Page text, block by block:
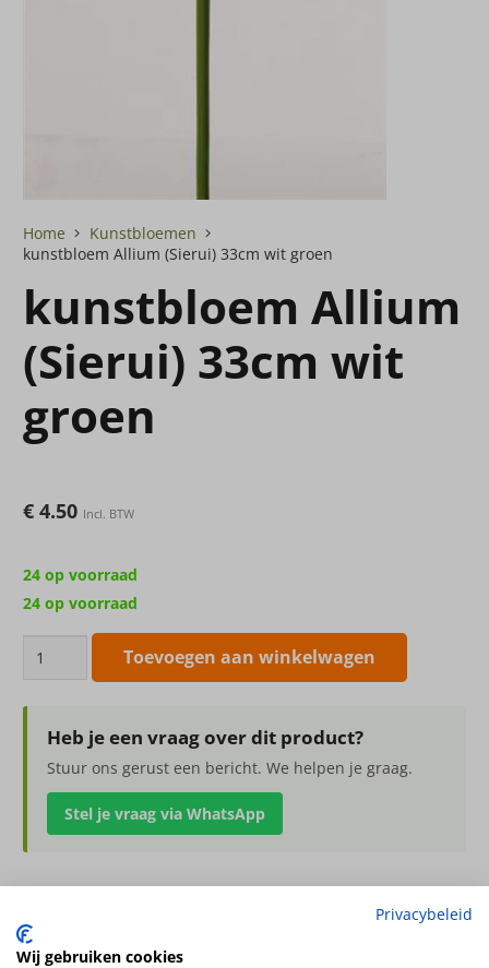
Home
Kunstbloemen
kunstbloem Allium (Sierui) 33cm wit groen
kunstbloem Allium
(Sierui) 33cm wit
groen
€ 4.50 Incl. BTW
24 op voorraad
24 op voorraad
(Sierui)
33cm
groen
aantal
Toevoegen aan winkelwagen
Heb je een vraag over dit product?
Stuur ons gerust een bericht. We helpen je graag.
Stel je vraag via WhatsApp
kunstbloem Allium (Sierui) 33cm wit groen
bloeiend, ø15cm, kort
Privacybeleid
Wij gebruiken cookies